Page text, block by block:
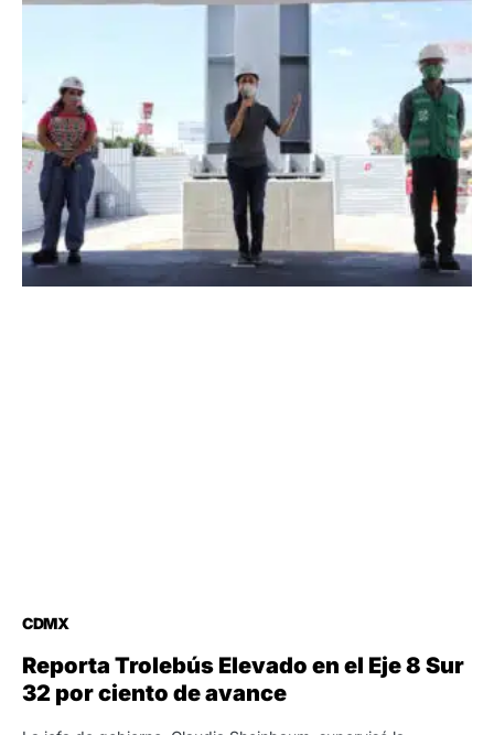
CDMX
Reporta Trolebús Elevado en el Eje 8 Sur
32 por ciento de avance